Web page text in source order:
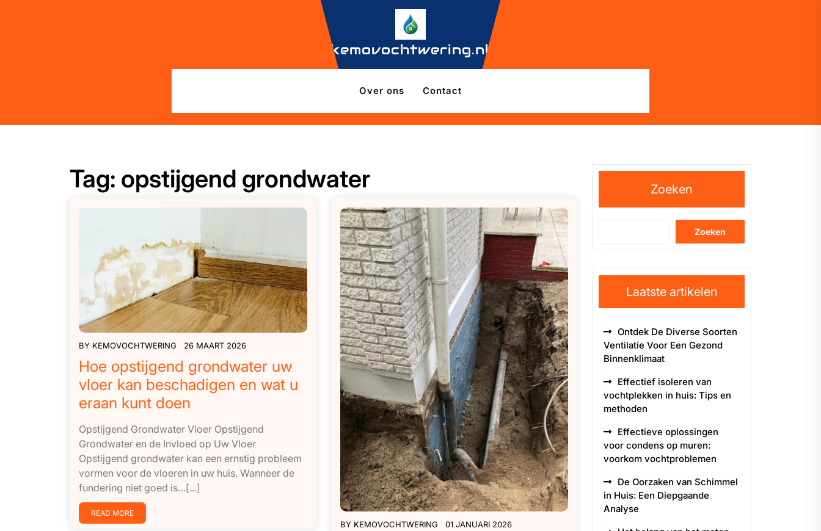
kemovochtwering.nl
Over ons Contact
Tag: opstijgend grondwater
BY KEMOVOCHTWERING 26 MAART 2026
Hoe opstijgend grondwater uw
vloer kan beschadigen en wat u
eraan kunt doen
Opstijgend Grondwater Vloer Opstijgend
Grondwater en de Invloed op Uw Vloer
Opstijgend grondwater kan een ernstig probleem
vormen voor de vloeren in uw huis. Wanneer de
fundering niet goed is…[...]
READ MORE
BY KEMOVOCHTWERING 01 JANUARI 2026
Zoeken
Zoeken
Laatste artikelen
Ontdek De Diverse Soorten
Ventilatie Voor Een Gezond
Binnenklimaat
Effectief isoleren van
vochtplekken in huis: Tips en
methoden
Effectieve oplossingen
voor condens op muren:
voorkom vochtproblemen
De Oorzaken van Schimmel
in Huis: Een Diepgaande
Analyse